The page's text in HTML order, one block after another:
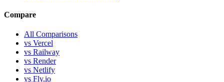
Compare
All Comparisons
vs Vercel
vs Railway
vs Render
vs Netlify
vs Fly.io